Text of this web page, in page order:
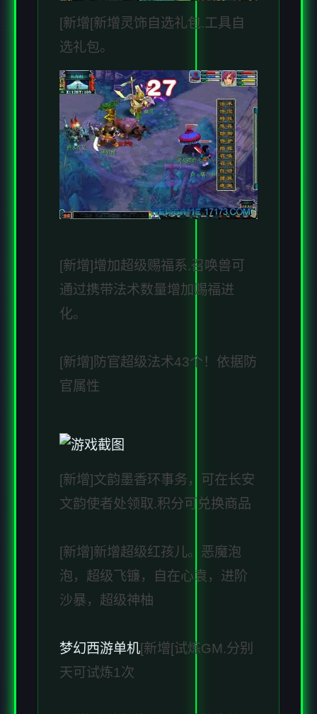
[新增[新增灵饰自选礼包.工具自
选礼包。
[新增]增加超级赐福系.召唤兽可
通过携带法术数量增加赐福进
化。
[新增]防官超级法术43个！依据防
官属性
[新增]文韵墨香环事务，可在长安
文韵使者处领取.积分可兑换商品
[新增]新增超级红孩儿。恶魔泡
泡，超级飞镰，自在心袁，进阶
沙暴，超级神柚
梦幻西游单机[新增[试炼GM.分别
天可试炼1次